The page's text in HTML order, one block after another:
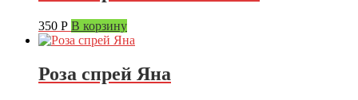
350 Р В корзину
Роза спрей Яна